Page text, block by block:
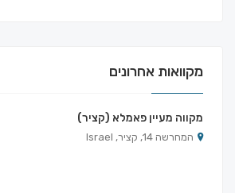
מקוואות אחרונים
מקווה מעיין פאמלא (קציר)
המחרשה 14, קציר, Israel